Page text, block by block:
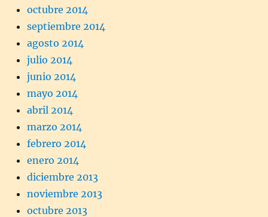
octubre 2014
septiembre 2014
agosto 2014
julio 2014
junio 2014
mayo 2014
abril 2014
marzo 2014
febrero 2014
enero 2014
diciembre 2013
noviembre 2013
octubre 2013